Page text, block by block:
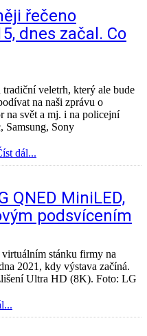
řečeno
dnes začal. Co
veletrh, který ale bude
na naši zprávu o
na svět a mj. i na policejní
Samsung, Sony
dál...
QNED MiniLED,
podsvícením
stánku firmy na
2021, kdy výstava začíná.
Ultra HD (8K). Foto: LG